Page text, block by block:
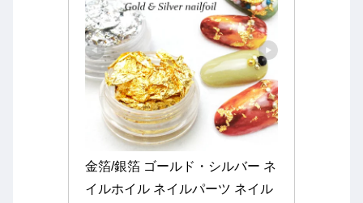
金箔/銀箔 ゴールド・シルバー ネ
イルホイル ネイルパーツ ネイル